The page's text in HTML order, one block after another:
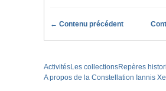
← Contenu précédent
ActivitésLes collectionsRepères
A propos de la Constellation Iannis